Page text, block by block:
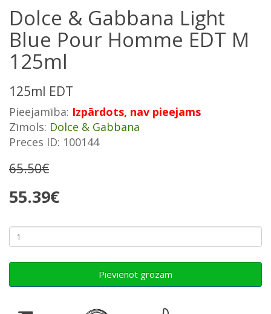
Dolce & Gabbana Light
Blue Pour Homme EDT M
125ml
125ml EDT
Pieejamība: Izpārdots, nav pieejams
Zīmols: Dolce & Gabbana
Preces ID: 100144
65.50€
55.39€
Pievienot grozam